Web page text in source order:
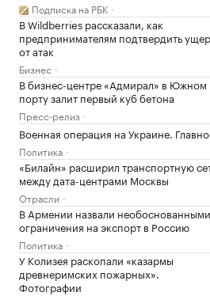
Подписка на РБК
В Wildberries рассказали, как
предпринимателям подтвердить
от атак
Бизнес
В бизнес-центре «Адмирал» в Южном
порту залит первый куб бетона
Пресс-релиз
Военная операция на Украине.
Политика
«Билайн» расширил транспортную
между дата-центрами Москвы
Отрасли
В Армении назвали необоснованными
ограничения на экспорт в Россию
Политика
У Колизея раскопали «казармы
древнеримских пожарных».
Фотографии